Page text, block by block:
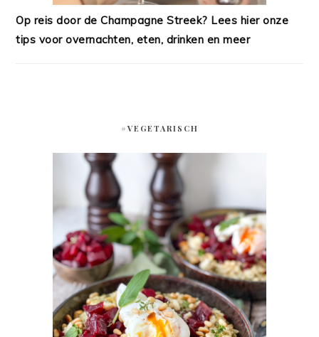
Op reis door de Champagne Streek? Lees hier onze
tips voor overnachten, eten, drinken en meer
#VEGETARISCH